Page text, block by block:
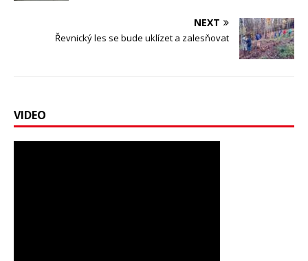
NEXT
Řevnický les se bude uklízet a zalesňovat
VIDEO